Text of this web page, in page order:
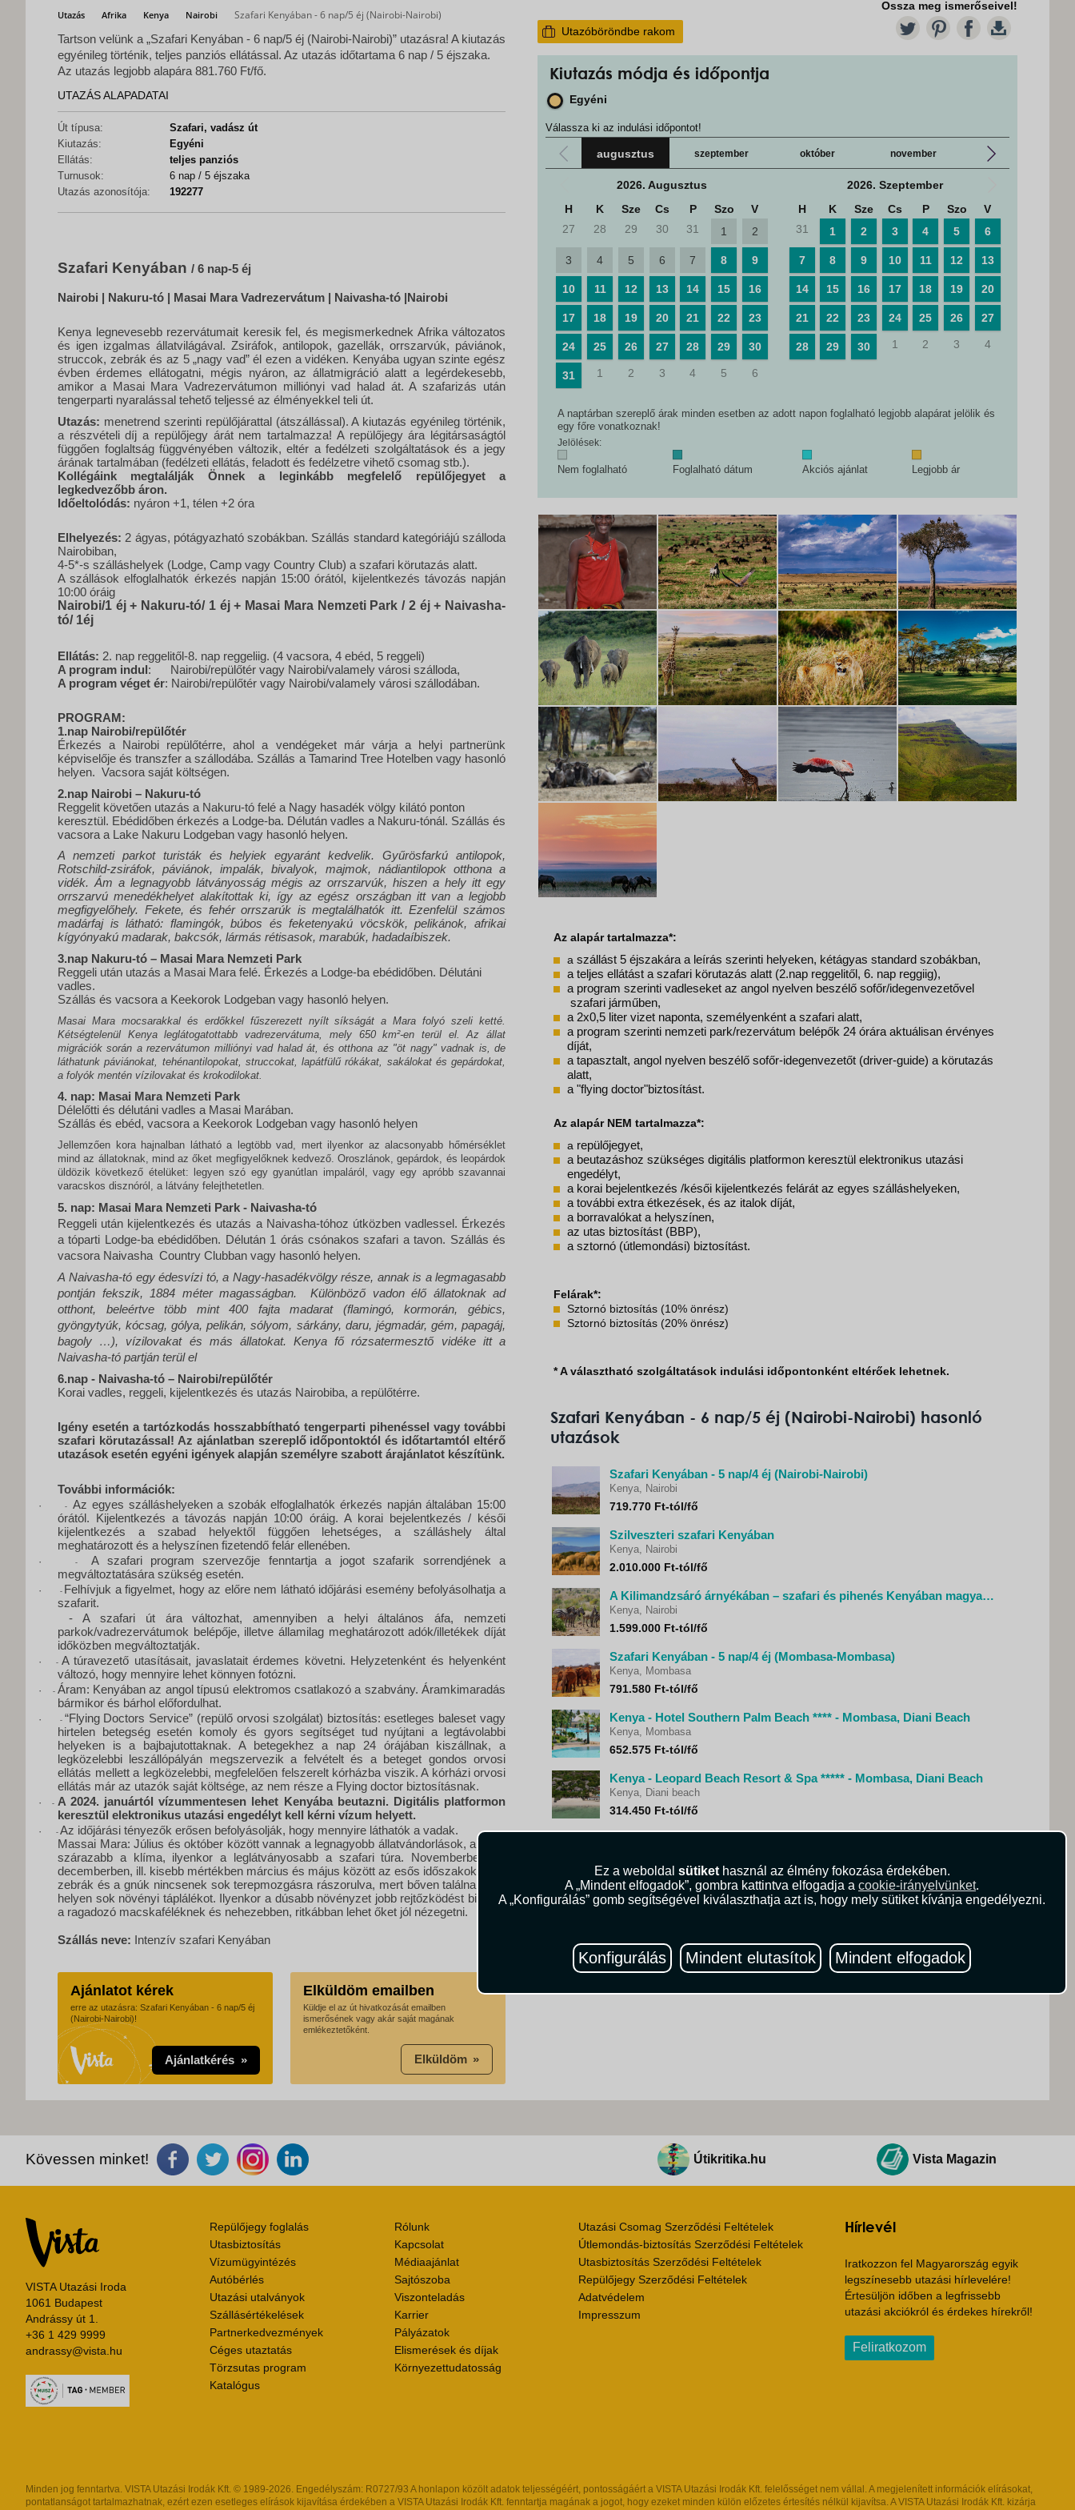
Ez a weboldal sütikethasznál az élmény fokozása érdekében.
A „Mindent elfogadok”, gombra kattintva elfogadja a cookie-irányelvünket.
A „Konfigurálás” gomb segítségével kiválaszthatja azt is, hogy mely sütiket kívánja engedélyezni.
Konfigurálás Mindent elutasítok Mindent elfogadok
Utazás Afrika Kenya Nairobi
Szafari Kenyában - 6 nap/5 éj (Nairobi-Nairobi)
Tartson velünk a „Szafari Kenyában - 6 nap/5 éj (Nairobi-Nairobi)” utazásra! A kiutazás
egyénileg történik, teljes panziós ellátással. Az utazás időtartama 6 nap / 5 éjszaka.
Az utazás legjobb alapára 881.760 Ft/fő.
UTAZÁS ALAPADATAI
Út típusa:
Szafari, vadász út
Kiutazás:
Egyéni
Ellátás:
teljes panziós
Turnusok:
6 nap / 5 éjszaka
Utazás azonosítója:
192277
Szafari Kenyában / 6 nap-5 éj
Nairobi | Nakuru-tó | Masai Mara Vadrezervátum | Naivasha-tó |Nairobi
Kenya legnevesebb rezervátumait keresik fel, és megismerkednek Afrika változatos
és igen izgalmas állatvilágával. Zsiráfok, antilopok, gazellák, orrszarvúk, páviánok,
struccok, zebrák és az 5 „nagy vad” él ezen a vidéken. Kenyába ugyan szinte egész
évben érdemes ellátogatni, mégis nyáron, az állatmigráció alatt a legérdekesebb,
amikor a Masai Mara Vadrezervátumon milliónyi vad halad át. A szafarizás után
tengerparti nyaralással tehető teljessé az élményekkel teli út.
Utazás: menetrend szerinti repülőjárattal (átszállással). A kiutazás egyénileg történik,
a részvételi díj a repülőjegy árát nem tartalmazza! A repülőjegy ára légitársaságtól
függően foglaltság függvényében változik, eltér a fedélzeti szolgáltatások és a jegy
árának tartalmában (fedélzeti ellátás, feladott és fedélzetre vihető csomag stb.).
Kollégáink megtalálják Önnek a leginkább megfelelő repülőjegyet a
legkedvezőbb áron.
Időeltolódás: nyáron +1, télen +2 óra
Elhelyezés: 2 ágyas, pótágyazható szobákban. Szállás standard kategóriájú szálloda
Nairobiban,
4-5*-s szálláshelyek (Lodge, Camp vagy Country Club) a szafari körutazás alatt.
A szállások elfoglalhatók érkezés napján 15:00 órától, kijelentkezés távozás napján
10:00 óráig
Nairobi/1 éj + Nakuru-tó/ 1 éj+ Masai Mara Nemzeti Park / 2 éj + Naivasha-
tó/ 1éj
Ellátás: 2. nap reggelitől-8. nap reggeliig. (4 vacsora, 4 ebéd, 5 reggeli)
A program indul: Nairobi/repülőtér vagy Nairobi/valamely városi szálloda,
A program véget ér: Nairobi/repülőtér vagy Nairobi/valamely városi szállodában.
PROGRAM:
1.nap Nairobi/repülőtér
Érkezés a Nairobi repülőtérre, ahol a vendégeket már várja a helyi partnerünk
képviselője és transzfer a szállodába. Szállás a Tamarind Tree Hotelben vagy hasonló
helyen. Vacsora saját költségen.
2.nap Nairobi – Nakuru-tó
Reggelit követően utazás a Nakuru-tó felé a Nagy hasadék völgy kilátó ponton
keresztül. Ebédidőben érkezés a Lodge-ba. Délután vadles a Nakuru-tónál. Szállás és
vacsora a Lake Nakuru Lodgeban vagy hasonló helyen.
A nemzeti parkot turisták és helyiek egyaránt kedvelik. Gyűrösfarkú antilopok,
Rotschild-zsiráfok, páviánok, impalák, bivalyok, majmok, nádiantilopok otthona a
vidék. Ám a legnagyobb látványosság mégis az orrszarvúk, hiszen a hely itt egy
orrszarvú menedékhelyet alakítottak ki, így az egész országban itt van a legjobb
megfigyelőhely. Fekete, és fehér orrszarúk is megtalálhatók itt. Ezenfelül számos
madárfaj is látható: flamingók, búbos és feketenyakú vöcskök, pelikánok, afrikai
kígyónyakú madarak, bakcsók, lármás rétisasok, marabúk, hadadaíbiszek.
3.nap Nakuru-tó – Masai Mara Nemzeti Park
Reggeli után utazás a Masai Mara felé. Érkezés a Lodge-ba ebédidőben. Délutáni
vadles.
Szállás és vacsora a Keekorok Lodgeban vagy hasonló helyen.
Masai Mara mocsarakkal és erdőkkel fűszerezett nyílt síkságát a Mara folyó szeli ketté.
Kétségtelenül Kenya leglátogatottabb vadrezervátuma, mely 650 km²-en terül el. Az állat
migrációk során a rezervátumon milliónyi vad halad át, és otthona az "öt nagy" vadnak is, de
láthatunk páviánokat, tehénantilopokat, struccokat, lapátfülű rókákat, sakálokat és gepárdokat,
a folyók mentén vízilovakat és krokodilokat.
4. nap: Masai Mara Nemzeti Park
Délelőtti és délutáni vadles a Masai Marában.
Szállás és ebéd, vacsora a Keekorok Lodgeban vagy hasonló helyen
Jellemzően kora hajnalban látható a legtöbb vad, mert ilyenkor az alacsonyabb hőmérséklet
mind az állatoknak, mind az őket megfigyelőknek kedvező. Oroszlánok, gepárdok, és leopárdok
üldözik következő ételüket: legyen szó egy gyanútlan impaláról, vagy egy apróbb szavannai
varacskos disznóról, a látvány felejthetetlen.
5. nap: Masai Mara Nemzeti Park - Naivasha-tó
Reggeli után kijelentkezés és utazás a Naivasha-tóhoz útközben vadlessel. Érkezés
a tóparti Lodge-ba ebédidőben. Délután 1 órás csónakos szafari a tavon. Szállás és
vacsora Naivasha Country Clubban vagy hasonló helyen.
ANaivasha-tó egy édesvízi tó, a Nagy-hasadékvölgy része, annak is a legmagasabb
pontján fekszik, 1884 méter magasságban.
Különböző vadon élő állatoknak ad
otthont, beleértve több mint 400 fajta madarat (flamingó, kormorán, gébics,
gyöngytyúk, kócsag, gólya, pelikán, sólyom, sárkány, daru, jégmadár, gém, papagáj,
bagoly …), vízilovakat és más állatokat.Kenya fő rózsatermesztő vidéke itt a
Naivasha-tó partján terül el
6.nap - Naivasha-tó – Nairobi/repülőtér
Korai vadles, reggeli, kijelentkezés és utazás Nairobiba, a repülőtérre.
Igény esetén a tartózkodás hosszabbítható tengerparti pihenéssel vagy további
szafari körutazással! Az ajánlatban szereplő időpontoktól és időtartamtól eltérő
utazások esetén egyéni igények alapján személyre szabott árajánlatot készítünk.
További információk:
· -Az egyes szálláshelyeken a szobák elfoglalhatók érkezés napján általában 15:00
órától. Kijelentkezés a távozás napján 10:00 óráig. A korai bejelentkezés / késői
kijelentkezés a szabad helyektől függően lehetséges, a szálláshely által
meghatározott és a helyszínen fizetendő felár ellenében.
· -A szafari program szervezője fenntartja a jogot szafarik sorrendjének a
megváltoztatására szükség esetén.
· - Felhívjuk a figyelmet, hogy az előre nem látható időjárási esemény befolyásolhatja a
szafarit.
- A szafari út ára változhat, amennyiben a helyi általános áfa, nemzeti
parkok/vadrezervátumok belépője, illetve államilag meghatározott adók/illetékek díját
időközben megváltoztatják.
· - A túravezető utasításait, javaslatait érdemes követni. Helyzetenként és helyenként
változó, hogy mennyire lehet könnyen fotózni.
· - Áram: Kenyában az angol típusú elektromos csatlakozó a szabvány. Áramkimaradás
bármikor és bárhol előfordulhat.
· - “Flying Doctors Service” (repülő orvosi szolgálat) biztosítás: esetleges baleset vagy
hirtelen betegség esetén komoly és gyors segítséget tud nyújtani a legtávolabbi
helyeken is a bajbajutottaknak. A betegekhez a nap 24 órájában kiszállnak, a
legközelebbi leszállópályán megszervezik a felvételt és a beteget gondos orvosi
ellátás mellett a legközelebbi, megfelelően felszerelt kórházba viszik. A kórházi orvosi
ellátás már az utazók saját költsége, az nem része a Flying doctor biztosításnak.
· - A 2024. januártól vízummentesen lehet Kenyába beutazni. Digitális platformon
keresztül elektronikus utazási engedélyt kell kérni vízum helyett.
· - Az időjárási tényezők erősen befolyásolják, hogy mennyire láthatók a vadak.
Massai Mara: Július és október között vannak a legnagyobb állatvándorlások, amikor
szárazabb a klíma, ilyenkor a leglátványosabb a szafari túra. Novemberben és
decemberben, ill. kisebb mértékben március és május között az esős időszakokban a
zebrák és a gnúk nincsenek sok terepmozgásra rászorulva, mert bőven találnak egy
helyen sok növényi táplálékot. Ilyenkor a dúsabb növényzet jobb rejtőzködést biztosít
a ragadozó macskaféléknek és nehezebben, ritkábban lehet őket jól nézegetni.
Szállás neve: Intenzív szafari Kenyában
Ajánlatot kérek
erre az utazásra: Szafari Kenyában - 6 nap/5 éj
(Nairobi-Nairobi)!
Ajánlatkérés
Elküldöm emailben
Küldje el az út hivatkozását emailben
ismerősének vagy akár saját magának
emlékeztetőként.
Elküldöm
Ossza meg ismerőseivel!
Utazóböröndbe rakom
Kiutazás módja és időpontja
Egyéni
Válassza ki az indulási időpontot!
augusztus szeptember október november december
2026. Augusztus
H
K Sze Cs P Szo
V
27
28 29 30 31 1 2
3 4 5 6 7 8 9
10 11 12 13 14 15 16
17 18 19 20 21 22 23
24 25 26 27 28 29 30
31 1 2 3 4 5 6
2026. Szeptember
H
K Sze Cs P Szo
V
31
1 2 3 4 5 6
7 8 9 10 11 12 13
14 15 16 17 18 19 20
21 22 23 24 25 26 27
28 29 30 1 2 3 4
A naptárban szereplő árak minden esetben az adott napon foglalható legjobb alapárat jelölik és
egy főre vonatkoznak!
Jelölések:
Nem foglalható Foglalható dátum Akciós ajánlat Legjobb ár
Az alapár tartalmazza*:
a szállást 5 éjszakára a leírás szerinti helyeken, kétágyas standard szobákban,
a teljes ellátást a szafari körutazás alatt (2.nap reggelitől, 6. nap reggiig),
a program szerinti vadleseket az angol nyelven beszélő sofőr/idegenvezetővel
szafari járműben,
a 2x0,5 liter vizet naponta, személyenként a szafari alatt,
a program szerinti nemzeti park/rezervátum belépők 24 órára aktuálisan érvényes
díját,
a tapasztalt, angol nyelven beszélő sofőr-idegenvezetőt (driver-guide) a körutazás
alatt,
a "flying doctor"biztosítást.
Az alapár NEM tartalmazza*:
a repülőjegyet,
a beutazáshoz szükséges digitális platformon keresztül elektronikus utazási
engedélyt,
a korai bejelentkezés /késői kijelentkezés felárát az egyes szálláshelyeken,
a további extra étkezések, és az italok díját,
a borravalókat a helyszínen,
az utas biztosítást (BBP),
a sztornó (útlemondási) biztosítást.
Felárak*:
Sztornó biztosítás (10% önrész)
Sztornó biztosítás (20% önrész)
* A választható szolgáltatások indulási időpontonként eltérőek lehetnek.
Szafari Kenyában - 6 nap/5 éj (Nairobi-Nairobi) hasonló
utazások
Szafari Kenyában - 5 nap/4 éj (Nairobi-Nairobi)
Kenya, Nairobi
719.770 Ft-tól/fő
Szilveszteri szafari Kenyában
Kenya, Nairobi
2.010.000 Ft-tól/fő
A Kilimandzsáró árnyékában – szafari és pihenés Kenyában magyar idegenvezetővel – 2027.01.20-30.
Kenya, Nairobi
1.599.000 Ft-tól/fő
Szafari Kenyában - 5 nap/4 éj (Mombasa-Mombasa)
Kenya, Mombasa
791.580 Ft-tól/fő
Kenya - Hotel Southern Palm Beach **** - Mombasa, Diani Beach
Kenya, Mombasa
652.575 Ft-tól/fő
Kenya - Leopard Beach Resort & Spa ***** - Mombasa, Diani Beach
Kenya, Diani beach
314.450 Ft-tól/fő
Kövessen minket! Útikritika.hu Vista Magazin
VISTA Utazási Iroda
1061 Budapest
Andrássy út 1.
+36 1 429 9999
andrassy@vista.hu
Repülőjegy foglalás
Utasbiztosítás
Vízumügyintézés
Autóbérlés
Utazási utalványok
Szállásértékelések
Partnerkedvezmények
Céges utaztatás
Törzsutas program
Katalógus
Rólunk
Kapcsolat
Médiaajánlat
Sajtószoba
Viszonteladás
Karrier
Pályázatok
Elismerések és díjak
Környezettudatosság
Utazási Csomag Szerződési Feltételek
Útlemondás-biztosítás Szerződési Feltételek
Utasbiztosítás Szerződési Feltételek
Repülőjegy Szerződési Feltételek
Adatvédelem
Impresszum
Hírlevél
Iratkozzon fel Magyarország egyik
legszínesebb utazási hírlevelére!
Értesüljön időben a legfrissebb
utazási akciókról és érdekes hírekről!
Feliratkozom
Minden jog fenntartva. VISTA Utazási Irodák Kft. © 1989-2026. Engedélyszám: R0727/93 A honlapon közölt adatok teljességéért, pontosságáért a VISTA Utazási Irodák Kft. felelősséget nem vállal. A megjelenített információk elírásokat,
pontatlanságot tartalmazhatnak, ezért ezen esetleges elírások kijavítása érdekében a VISTA Utazási Irodák Kft. fenntartja magának a jogot, hogy ezeket minden külön előzetes értesítés nélkül kijavítsa. A VISTA Utazási Irodák Kft. kizárja